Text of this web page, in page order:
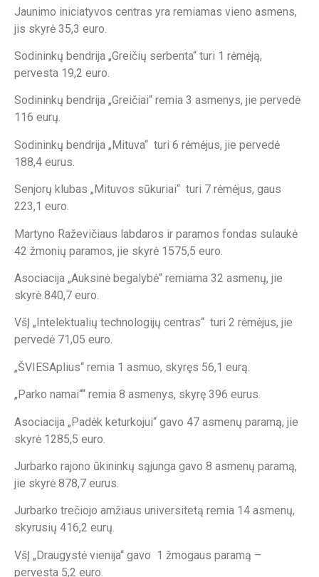
Jaunimo iniciatyvos centras yra remiamas vieno asmens,
jis skyrė 35,3 euro.
Sodininkų bendrija „Greičių serbenta“ turi 1 rėmėją,
pervesta 19,2 euro.
Sodininkų bendrija „Greičiai“ remia 3 asmenys, jie pervedė
116 eurų.
Sodininkų bendrija „Mituva“ turi 6 rėmėjus, jie pervedė
188,4 eurus.
Senjorų klubas „Mituvos sūkuriai“ turi 7 rėmėjus, gaus
223,1 euro.
Martyno Raževičiaus labdaros ir paramos fondas sulaukė
42 žmonių paramos, jie skyrė 1575,5 euro.
Asociacija „Auksinė begalybė“ remiama 32 asmenų, jie
skyrė 840,7 euro.
VšĮ „Intelektualių technologijų centras“ turi 2 rėmėjus, jie
pervedė 71,05 euro.
„ŠVIESAplius“ remia 1 asmuo, skyręs 56,1 eurą.
„Parko namai““ remia 8 asmenys, skyrę 396 eurus.
Asociacija „Padėk keturkojui“ gavo 47 asmenų paramą, jie
skyrė 1285,5 euro.
Jurbarko rajono ūkininkų sąjunga gavo 8 asmenų paramą,
jie skyrė 878,7 eurus.
Jurbarko trečiojo amžiaus universitetą remia 14 asmenų,
skyrusių 416,2 eurų.
VšĮ „Draugystė vienija“ gavo 1 žmogaus paramą –
pervesta 5,2 euro.